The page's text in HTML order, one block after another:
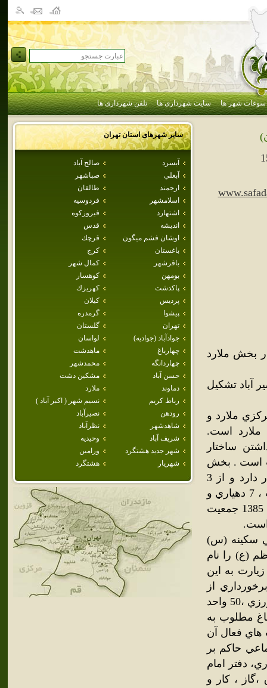
سوغات شهر ها سایت شهرداری ها تلفن شهرداری ها
سایر شهرهای استانتهران
آبسرد
صالح آباد
آبعلي
صباشهر
ارجمند
طالقان
اسلامشهر
فردوسيه
اشتهارد
فيروزكوه
انديشه
قدس
اوشان فشم ميگون
قرچك
باغستان
كرج
باقرشهر
كمال شهر
بومهن
كوهسار
پاكدشت
كهريزك
پرديس
كيلان
پيشوا
گرمدره
تهران
گلستان
جوادآباد (جواديه)
لواسان
چهارباغ
ماهدشت
چهاردانگه
محمدشهر
حسن آباد
مشكين دشت
دماوند
ملارد
رباط كريم
نسيم شهر ( اكبر آباد )
رودهن
نصيرآباد
شاهدشهر
نظرآباد
شريف آباد
وحيديه
شهر جديد هشتگرد
ورامين
شهريار
هشتگرد
بخش ملارد
آباد تشکيل
ملارد و
است.
لحاظ داشتن ساختار
است . بخش
صفادشت در مسير اصلي محور چيتگر (جاده تهران- اشتهارد ) قرار دارد و از 3
دهستان اختر آباد ، بي بي سكينه و يوسف آباد قوام ، شهر صفادشت ، 7 دهياري و
52 روستا ،‌ مزرعه و مكا ن تشكيل شده است. بر اساس آمار سال 1385 جمعيت
سكينه (س)
(ع) را نام
به اين
از
شهرك صنعتي مصوب با 600 كارخانه و كارگاه صنعتي ،‌30 واحد كشاورزي ،‌50 واحد
اراضي كشاورزي و 850 هكتار باغ مطلوب به
فعال آن
حاكم بر
دفتر امام
، كار و